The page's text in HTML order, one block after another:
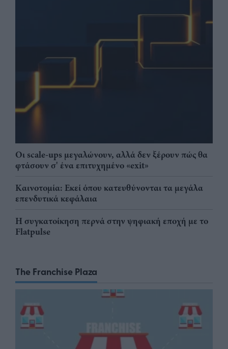
Οι scale-ups μεγαλώνουν, αλλά δεν ξέρουν πώς θα
φτάσουν σ' ένα επιτυχημένο «exit»
Καινοτομία: Εκεί όπου κατευθύνονται τα μεγάλα
επενδυτικά κεφάλαια
Η συγκατοίκηση περνά στην ψηφιακή εποχή με το
Flatpulse
The Franchise Plaza